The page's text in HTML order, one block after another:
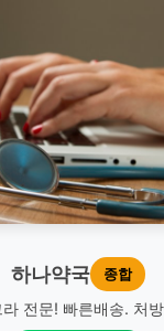
하나약국 종합
전문! 빠른배송. 처